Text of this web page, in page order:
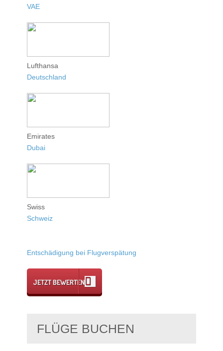
VAE
Lufthansa
Deutschland
Emirates
Dubai
Swiss
Schweiz
Entschädigung bei Flugverspätung
JETZT BEWERTEN
FLÜGE BUCHEN